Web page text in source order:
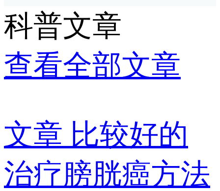
科普文章
查看全部文章
文章 比较好的
治疗膀胱癌方法